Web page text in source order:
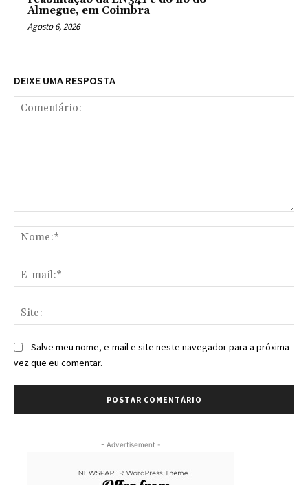
Almegue, em Coimbra
Agosto 6, 2026
DEIXE UMA RESPOSTA
Salve meu nome, e-mail e site neste navegador para a próxima
vez que eu comentar.
- Advertisement -